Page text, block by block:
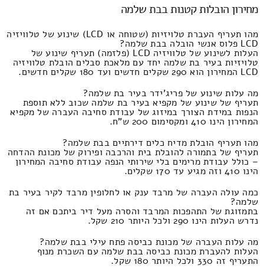
מחירון הובלות קטנות בבת שלמה
מהו תעריף העברת טלויזיות (שטוחה או LCD) שינוע של טלוויזיה
LCD פלוס אנשי הובלה בבת שלמה?
העלות לשינוע של טלוויזיה LCD (פלזמה) תעריף שינוע של
טלויזיות בעיר בת שלמה יחד עם מלאכת סבלים הובלת טלוויזיה
LCD המחירון הוא 290 שקלים חדשים ועד 180 שקלים חדשים.
מה עלות שינוע של פריג'ידר בעיר בת שלמה?
תעריף של שינוע של מקפיא בעיר בת שלמה שכוב ללא תוספת
הנפות במידת הצורך במיזוג של עבודת סחיבה העברה של מקפיא
המחירון הינו 410 ומקסימום 200 ש"ח.
מהו תעריף הובלת מדיח כלים דירתיים בבת שלמה?
תעריף של בתמורה להובלת בית והרכבה ופירוק של מכונת ההדחה
– כולל עבודת מרימים בלי שירותי הנפה עבודת סחיבה המחירון
הינו 410 וזה מגיע עד 170 שקלים.
כמה עולה העברה של מרבד ענק או לחלופין מרבד לקיר בעיר בת
שלמה?
בתמזוגת של התהפכות המרבד והסרה מעל דיר ביתכם אם זה
נדרש העלות הינו 290 ולכל היותר 210 שקל.
מה עלות העברה של מכונת כביסה פתח עילי בבת שלמה?
העלות להעברת מכונת כביסה בבת שלמה עם השכרת מנוף
התעריף זה 330 ולכל היותר 180 שקל.